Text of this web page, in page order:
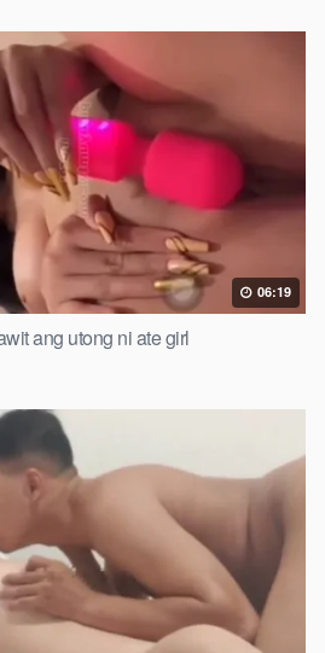
06:19
ang utong ni ate girl